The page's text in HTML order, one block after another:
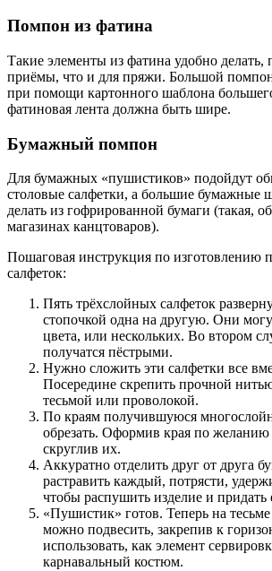
Помпон из фатина
Такие элементы из фатина удобно делать,
приёмы, что и для пряжи. Большой помпон
при помощи картонного шаблона
фатиновая лента должна быть шире.
Бумажный помпон
Для бумажных «пушистиков» подойдут
столовые салфетки, а большие бумажные
делать из гофрированной бумаги (такая,
магазинах канцтоваров).
Пошаговая инструкция по изготовлению
салфеток:
Пять трёхслойных салфеток
стопочкой одна на другую. Они
цвета, или нескольких. Во втором
получатся пёстрыми.
Нужно сложить эти салфетки все
Посередине скрепить прочной
тесьмой или проволокой.
По краям получившуюся
обрезать. Оформив края по
скруглив их.
Аккуратно отделить друг от друга
растравить каждый, потрясти,
чтобы распушить изделие и
«Пушистик» готов. Теперь на
можно подвесить, закрепив к
использовать, как элемент
карнавальный костюм.